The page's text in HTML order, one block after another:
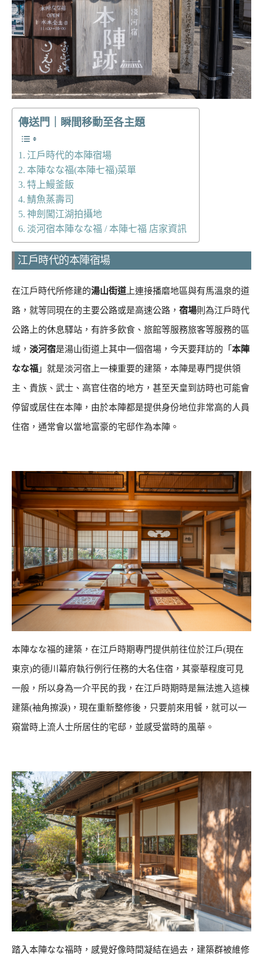
傳送門｜瞬間移動至各主題
江戶時代的本陣宿場
本陣なな福(本陣七福)菜單
特上鰻釜飯
鯖魚蒸壽司
神劍闖江湖拍攝地
淡河宿本陣なな福 / 本陣七福 店家資訊
江戶時代的本陣宿場
在江戶時代所修建的湯山街道 上連接播磨地區與有馬溫泉的道
路，就等同現在的主要公路或是高速公路， 宿場則為江戶時代
公路上的休息驛站，有許多飲食、旅館等服務旅客等服務的區
域， 淡河宿是湯山街道上其中一個宿場，今天要拜訪的「 本陣
なな福 」就是淡河宿上一棟重要的建築，本陣是專門提供領
主、貴族、武士、高官住宿的地方，甚至天皇到訪時也可能會
停留或居住在本陣，由於本陣都是提供身份地位非常高的人員
住宿，通常會以當地富豪的宅邸作為本陣。
本陣なな福的建築，在江戶時期專門提供前往位於江戶(現在
東京)的德川幕府執行例行任務的大名住宿，其豪華程度可見
一般，所以身為一介平民的我，在江戶時期時是無法進入這棟
建築(袖角擦淚)，現在重新整修後，只要前來用餐，就可以一
窺當時上流人士所居住的宅邸，並感受當時的風華。
踏入本陣なな福時，感覺好像時間凝結在過去，建築群被維修